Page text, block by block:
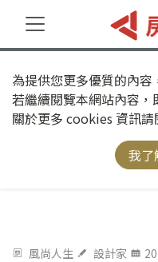
為提供您更多優質的內
若繼續閱覽本網站內容，
關於更多 cookies 資訊請
我了
風尚人生 設計家